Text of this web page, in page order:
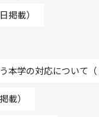
掲載）
本学の対応について（
載）